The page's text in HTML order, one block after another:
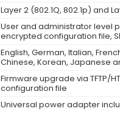
Layer 2 (802.1Q, 802.1p) and
User and administrator level
encrypted configuration file,
English, German, Italian,
Chinese, Korean, Japanese
Firmware upgrade via TFTP/
configuration file
Universal power adapter